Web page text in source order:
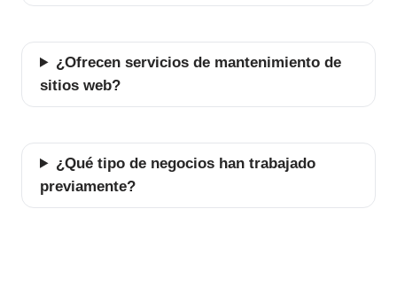
¿Ofrecen servicios de mantenimiento de
sitios web?
¿Qué tipo de negocios han trabajado
previamente?